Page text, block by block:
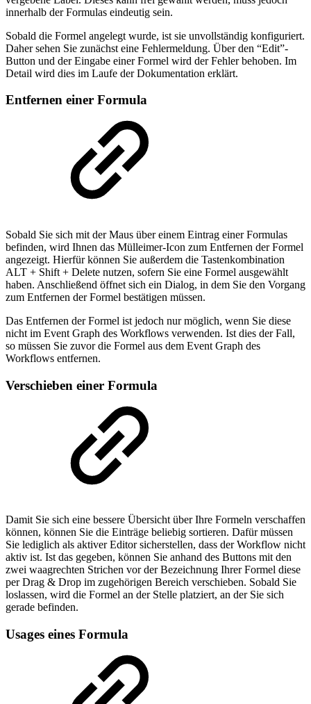
innerhalb der Formulas eindeutig sein.
Sobald die Formel angelegt wurde, ist sie unvollständig konfiguriert.
Daher sehen Sie zunächst eine Fehlermeldung. Über den “Edit”-
Button und der Eingabe einer Formel wird der Fehler behoben. Im
Detail wird dies im Laufe der Dokumentation erklärt.
Entfernen einer Formula
Sobald Sie sich mit der Maus über einem Eintrag einer Formulas
befinden, wird Ihnen das Mülleimer-Icon zum Entfernen der Formel
angezeigt. Hierfür können Sie außerdem die Tastenkombination
ALT + Shift + Delete nutzen, sofern Sie eine Formel ausgewählt
haben. Anschließend öffnet sich ein Dialog, in dem Sie den Vorgang
zum Entfernen der Formel bestätigen müssen.
Das Entfernen der Formel ist jedoch nur möglich, wenn Sie diese
nicht im Event Graph des Workflows verwenden. Ist dies der Fall,
so müssen Sie zuvor die Formel aus dem Event Graph des
Workflows entfernen.
Verschieben einer Formula
Damit Sie sich eine bessere Übersicht über Ihre Formeln verschaffen
können, können Sie die Einträge beliebig sortieren. Dafür müssen
Sie lediglich als aktiver Editor sicherstellen, dass der Workflow nicht
aktiv ist. Ist das gegeben, können Sie anhand des Buttons mit den
zwei waagrechten Strichen vor der Bezeichnung Ihrer Formel diese
per Drag & Drop im zugehörigen Bereich verschieben. Sobald Sie
loslassen, wird die Formel an der Stelle platziert, an der Sie sich
gerade befinden.
Usages eines Formula